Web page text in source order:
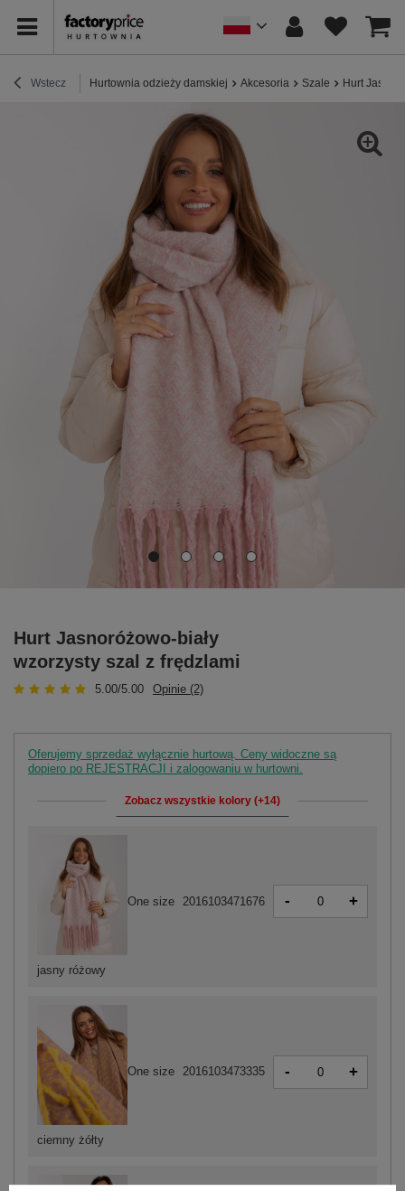
Wstecz Hurtownia odzieży damskiej Akcesoria Szale Hurt
Hurt Jasnoróżowo-biały
wzorzysty szal z frędzlami
5.00/5.00 Opinie (2)
Oferujemy sprzedaż wyłącznie hurtową. Ceny widoczne są
dopiero po REJESTRACJI i zalogowaniu w hurtowni.
Zobacz wszystkie kolory (+14)
ciemny żółty
One size 2016103473335 - +
jasny różowy
One size 2016103471676 - +